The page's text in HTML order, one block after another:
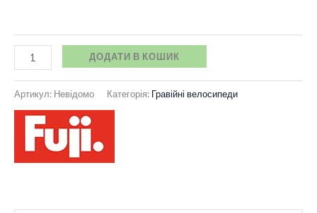
ДОДАТИ В КОШИК
Артикул: Невідомо Категорія: Гравійні велосипеди